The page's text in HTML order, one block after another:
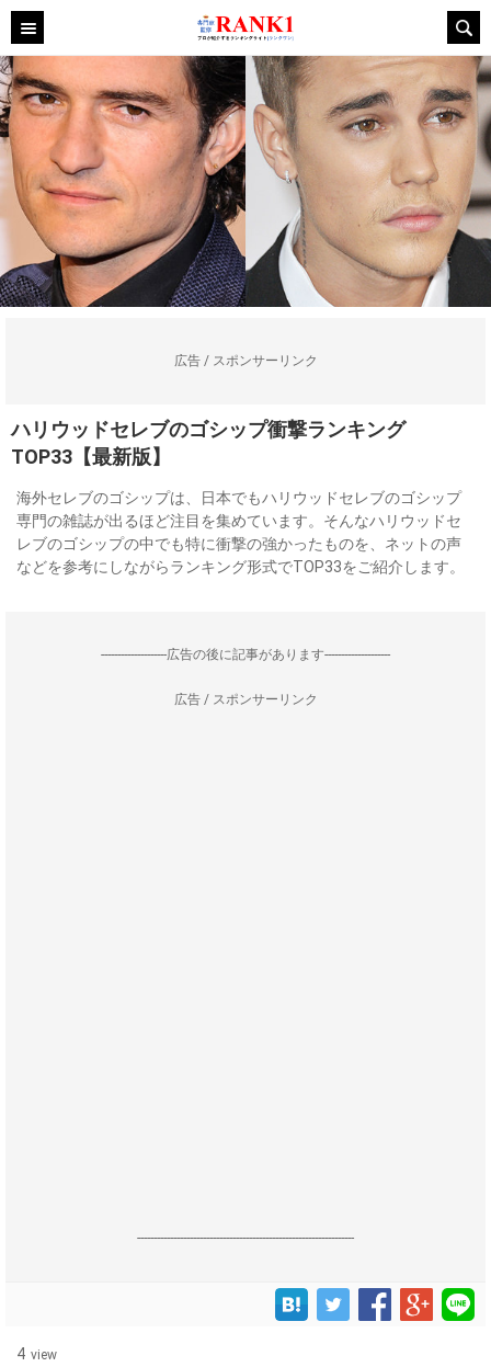
広告 / スポンサーリンク
ハリウッドセレブのゴシップ衝撃ランキング
TOP33【最新版】
海外セレブのゴシップは、日本でもハリウッドセレブのゴシップ
専門の雑誌が出るほど注目を集めています。そんなハリウッドセ
レブのゴシップの中でも特に衝撃の強かったものを、ネットの声
などを参考にしながらランキング形式でTOP33をご紹介します。
--------------------広告の後に記事があります--------------------
広告 / スポンサーリンク
------------------------------------------------------------------
4 view